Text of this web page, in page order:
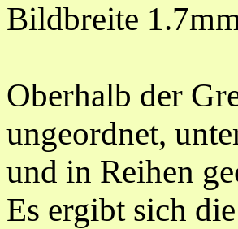
Bildbreite
Oberhalb der
ungeordnet,
und in Reihen
Es ergibt sich